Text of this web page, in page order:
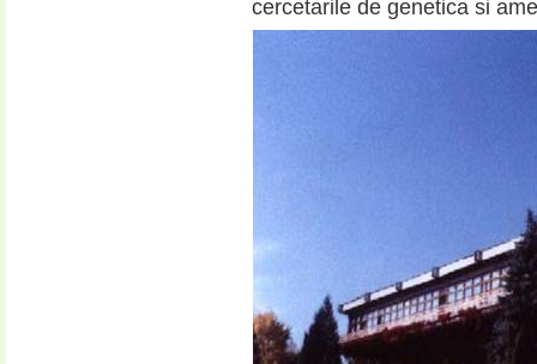
cercetarile de genetica si